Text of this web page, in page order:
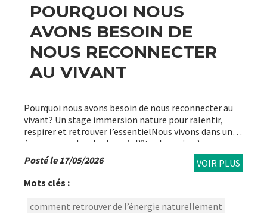
POURQUOI NOUS
AVONS BESOIN DE
NOUS RECONNECTER
AU VIVANT
Pourquoi nous avons besoin de nous reconnecter au
vivant? Un stage immersion nature pour ralentir,
respirer et retrouver l’essentielNous vivons dans une
époque paradoxale. Jamais l’être humain n’a eu
autant de...
Posté le 17/05/2026
VOIR PLUS
Mots clés :
comment retrouver de l’énergie naturellement